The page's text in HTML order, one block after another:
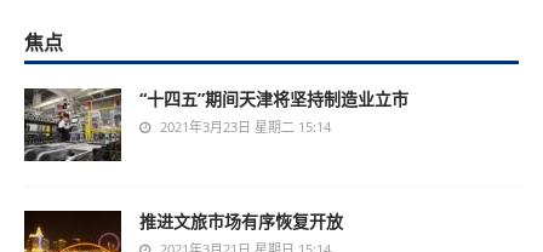
焦点
“十四五”期间天津将坚持制造业立市
2021年3月23日 星期二 15:14
推进文旅市场有序恢复开放